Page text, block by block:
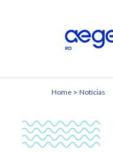
Home Notícias